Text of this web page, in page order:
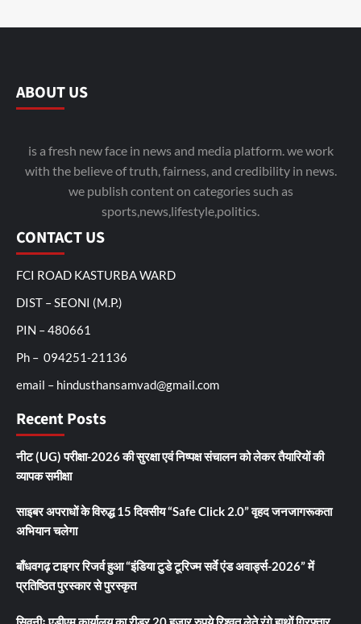
ABOUT US
is a fresh new face in news and media platform. we work
with the believe of truth, fairness, and credibility in news.
we publish content on categories such as
sports,news,lifestyle,politics.
CONTACT US
FCI ROAD KASTURBA WARD
DIST – SEONI (M.P.)
PIN – 480661
Ph – 094251-21136
email – hindusthansamvad@gmail.com
Recent Posts
नीट (UG) परीक्षा-2026 की सुरक्षा एवं निष्पक्ष संचालन को लेकर तैयारियों की
व्यापक समीक्षा
साइबर अपराधों के विरुद्ध 15 दिवसीय “Safe Click 2.0” वृहद जनजागरूकता
अभियान चलेगा
बाँधवगढ़ टाइगर रिजर्व हुआ “इंडिया टुडे टूरिज्म सर्वे एंड अवार्ड्स-2026” में
प्रतिष्ठित पुरस्कार से पुरस्कृत